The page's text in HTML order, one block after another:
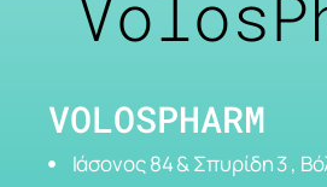
VOLOSPHARM
Ιάσονος 84 & Σπυρίδη 3 ,